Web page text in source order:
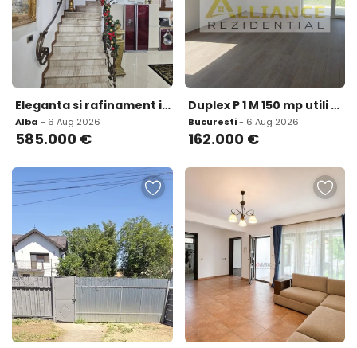
Eleganta si rafinament in Cetate - casa ideala pentru
Alba - 6 Aug 2026
585.000 €
Duplex P 1 M 150 mp utili 4 camere Teren 250 mp I T
Bucuresti- 6 Aug 2026
162.000 €